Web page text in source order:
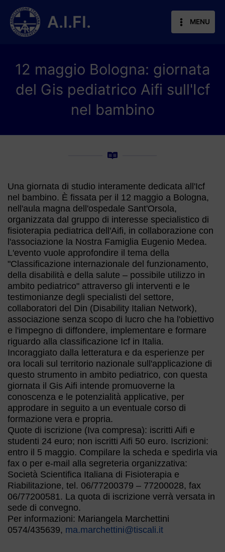
contenuto
A.I.FI. MENU
12 maggio Bologna: giornata
del Gis pediatrico Aifi sull'Icf
nel bambino
Una giornata di studio interamente dedicata all'Icf
nel bambino. È fissata per il 12 maggio a Bologna,
nell'aula magna dell'ospedale Sant'Orsola,
organizzata dal gruppo di interesse specialistico di
fisioterapia pediatrica dell'Aifi, in collaborazione con
l'associazione la Nostra Famiglia Eugenio Medea.
L'evento vuole approfondire il tema della
"Classificazione internazionale del funzionamento,
della disabilità e della salute – possibile utilizzo in
ambito pediatrico" attraverso gli interventi e le
testimonianze degli specialisti del settore,
collaboratori del Din (Disability Italian Network),
associazione senza scopo di lucro che ha l'obiettivo
e l'impegno di diffondere, implementare e formare
riguardo alla classificazione Icf in Italia.
Incoraggiato dalla letteratura e da esperienze per
ora locali sul territorio nazionale sull'applicazione di
questo strumento in ambito pediatrico, con questa
giornata il Gis Aifi intende promuoverne la
conoscenza e le potenzialità applicative, per
approdare in seguito a un eventuale corso di
formazione vera e propria.
Quote di iscrizione (Iva compresa): iscritti Aifi e
studenti 24 euro; non iscritti Aifi 50 euro. Iscrizioni:
entro il 5 maggio. Compilare la scheda e spedirla via
fax o per e-mail alla segreteria organizzativa:
Società Scientifica Italiana di Fisioterapia e
Riabilitazione, tel. 06/77200379 – 77200028, fax
06/77200581. La quota di iscrizione verrà versata in
sede di convegno.
Per informazioni: Mariangela Marchettini
0574/435639, ma.marchettini@tiscali.it